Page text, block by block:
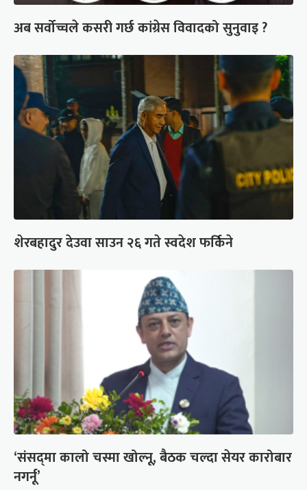
अब सर्वोच्चले कसरी गर्छ कांग्रेस विवादको सुनुवाइ ?
शेरबहादुर देउवा साउन २६ गते स्वदेश फर्किने
‘संसद्‍मा कालो चस्मा खोल्नू, बैठक चल्दा सेयर कारोबार
नगर्नू’